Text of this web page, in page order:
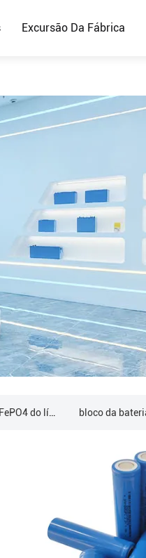
Excursão Da Fábrica
Bateria do íon LiFePO4 do lítio